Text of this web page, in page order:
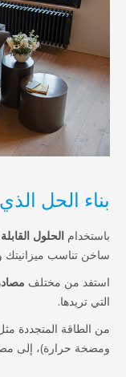
الذي
الحلول القابلة للتخصيص،
ميزانيتك وحاجاتك.
مختلفمصادر الطاقة
المتجددة مثل الهواء
إلى مصادر الطاقة